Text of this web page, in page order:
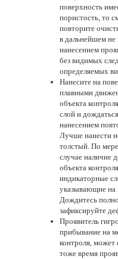
поверхность
пористость, то
повторите
в дальнейшем
нанесением
без видимых
определяемых
Нанесите на
плавными
объекта
слой и
нанесением
Лучше нанести
толстый. По
случае наличие
объекта
индикаторные
указывающие на
Дождитесь
зафиксируйте
Проявитель
прибывание на
контроля, может
тоже время